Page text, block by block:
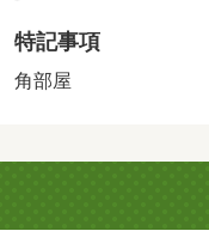
な公園が近くお散歩
特記事項
角部屋